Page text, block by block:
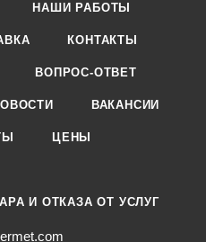
НАШИ РАБОТЫ
КОНТАКТЫ
ВОПРОС-ОТВЕТ
ВАКАНСИИ
ЦЕНЫ
И ОТКАЗА ОТ УСЛУГ